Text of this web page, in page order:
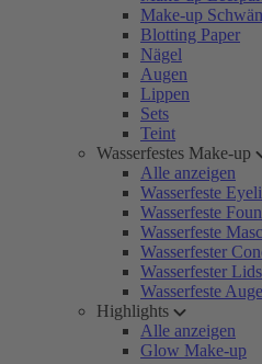
Make-up
Blotting Paper
Nägel
Augen
Lippen
Sets
Teint
Wasserfestes Make-up
Alle anzeigen
Wasserfeste
Wasserfeste
Wasserfeste
Wasserfester
Wasserfester
Wasserfeste
Highlights
Alle anzeigen
Glow Make-up